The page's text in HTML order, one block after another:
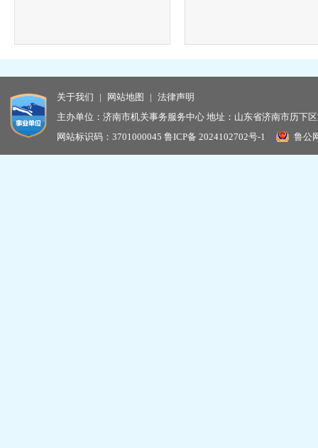
关于我们 | 网站地图 | 法律声明
主办单位：济南市机关事务服务中心 地址：山东省济南市历下
网站标识码：3701000045 鲁ICP备 2024102702号-1 鲁公